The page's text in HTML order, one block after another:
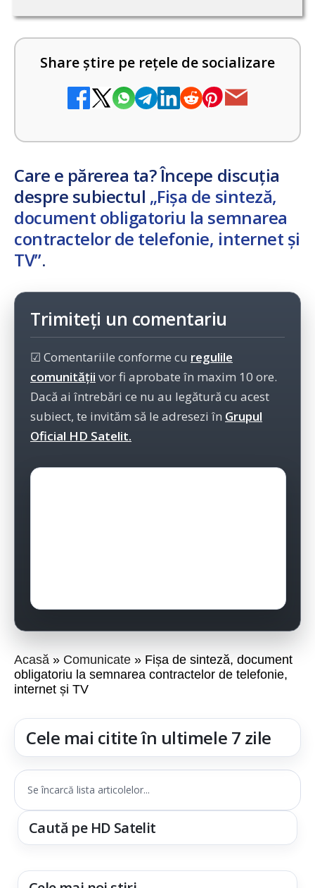
Share știre pe rețele de socializare
Care e părerea ta? Începe discuția
despre subiectul „Fișa de sinteză,
document obligatoriu la semnarea
contractelor de telefonie, internet și
TV”.
Trimiteți un comentariu
☑ Comentariile conforme cu regulile
comunității vor fi aprobate în maxim 10 ore.
Dacă ai întrebări ce nu au legătură cu acest
subiect, te invităm să le adresezi în Grupul
Oficial HD Satelit.
Acasă Comunicate
Fișa de sinteză, document
obligatoriu la semnarea contractelor de telefonie,
internet și TV
Cele mai citite în ultimele 7 zile
Se încarcă lista articolelor...
Caută pe HD Satelit